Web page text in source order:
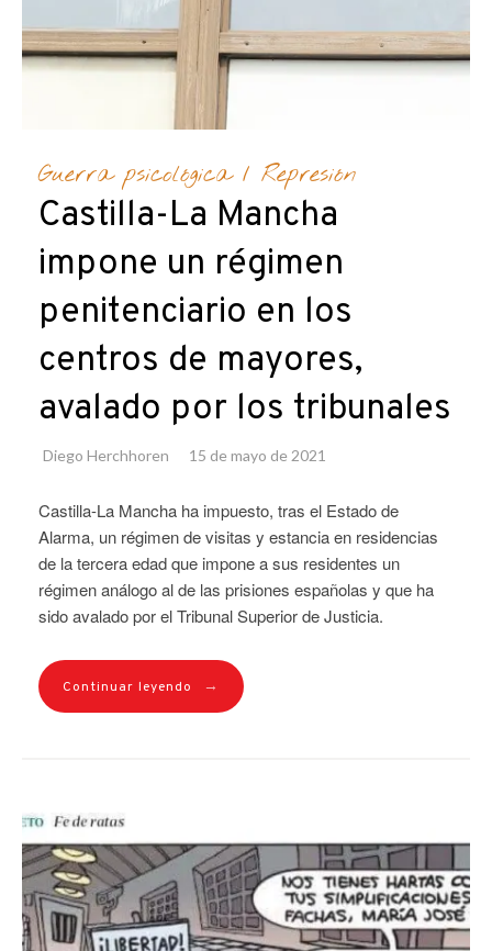
Guerra psicológica/ Represión
Castilla-La Mancha
impone un régimen
penitenciario en los
centros de mayores,
avalado por los tribunales
Diego Herchhoren 15 de mayo de 2021
Castilla-La Mancha ha impuesto, tras el Estado de
Alarma, un régimen de visitas y estancia en residencias
de la tercera edad que impone a sus residentes un
régimen análogo al de las prisiones españolas y que ha
sido avalado por el Tribunal Superior de Justicia.
Continuar leyendo →